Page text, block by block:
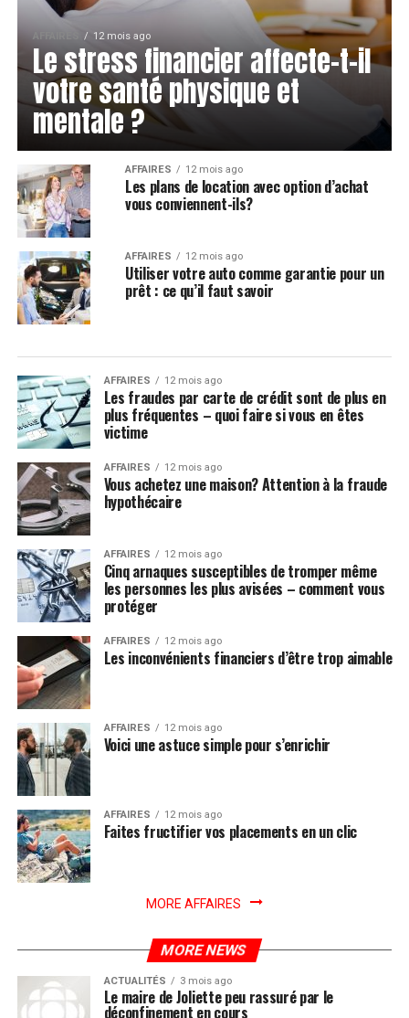
AFFAIRES 12 mois ago
Le stress financier affecte-t-il
votre santé physique et
mentale ?
AFFAIRES 12 mois ago
Les plans de location avec option d’achat
vous conviennent-ils?
AFFAIRES 12 mois ago
Utiliser votre auto comme garantie pour un
prêt : ce qu’il faut savoir
AFFAIRES 12 mois ago
Les fraudes par carte de crédit sont de plus en
plus fréquentes – quoi faire si vous en êtes
victime
AFFAIRES 12 mois ago
Vous achetez une maison? Attention à la fraude
hypothécaire
AFFAIRES 12 mois ago
Cinq arnaques susceptibles de tromper même
les personnes les plus avisées – comment vous
protéger
AFFAIRES 12 mois ago
Les inconvénients financiers d’être trop aimable
AFFAIRES 12 mois ago
Voici une astuce simple pour s’enrichir
AFFAIRES 12 mois ago
Faites fructifier vos placements en un clic
MORE AFFAIRES
MORE NEWS
ACTUALITÉS 3 mois ago
Le maire de Joliette peu rassuré par le
déconfinement en cours